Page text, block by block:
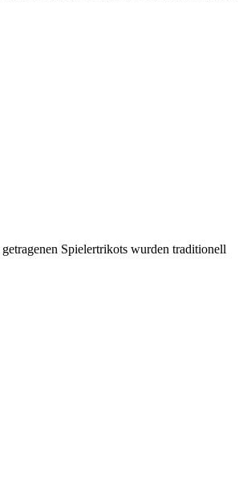
Spielertrikots wurden traditionell